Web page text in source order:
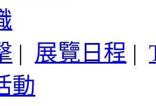
| 展覽日程 |
動